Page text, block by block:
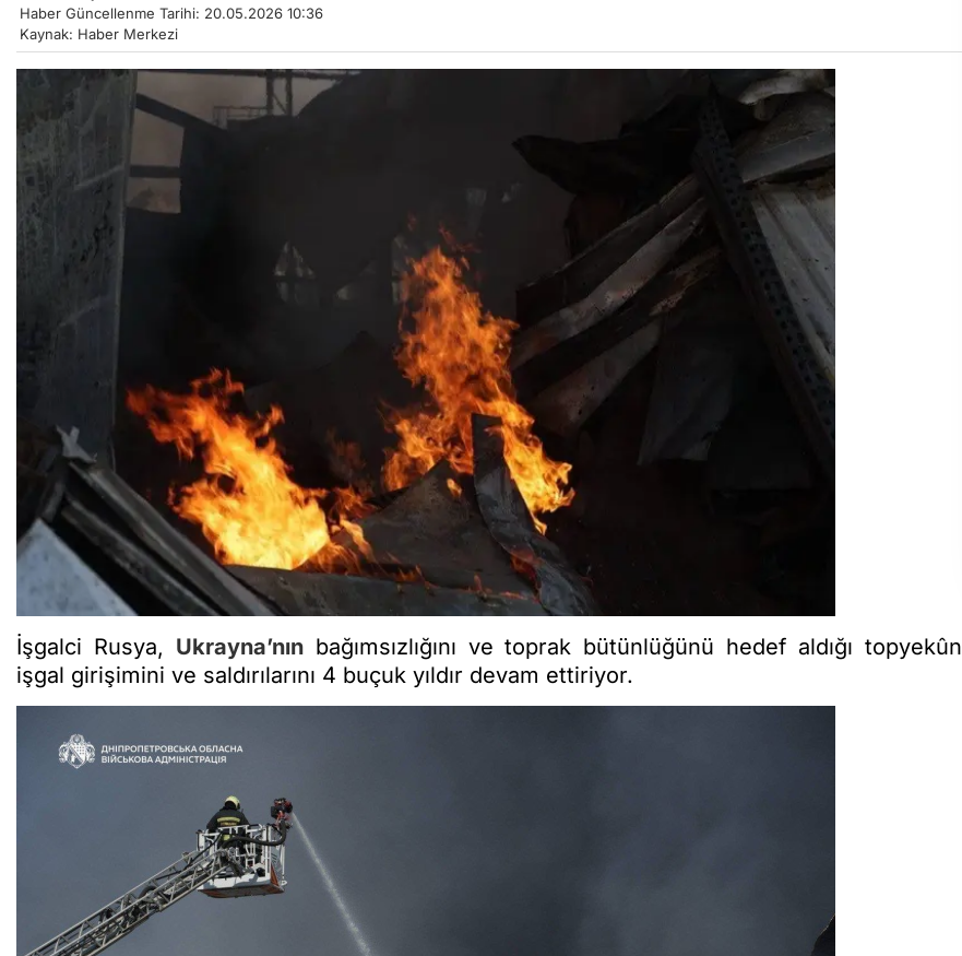
Haber Güncellenme Tarihi: 20.05.2026 10:36
Kaynak: Haber Merkezi
İşgalci Rusya, Ukrayna’nınbağımsızlığını ve toprak bütünlüğünü hedef aldığı topyekûn
işgal girişimini ve saldırılarını 4 buçuk yıldır devam ettiriyor.